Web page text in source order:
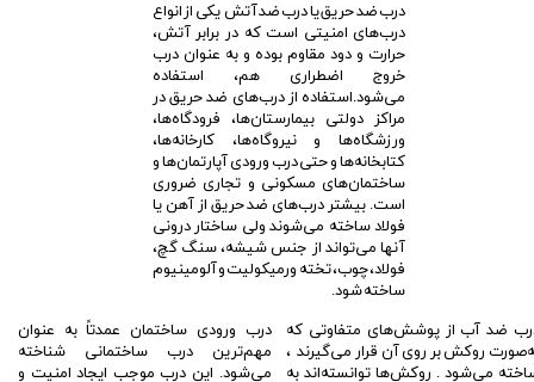
خروج از حساب کاربری
درب ضد حریق یا درب ضد آتش یکی از انواع
درب‌های امنیتی است که در برابر آتش،
حرارت و دود مقاوم بوده و به عنوان درب
خروج اضطراری هم، استفاده
می‌شود.استفاده از درب‌های ضد حریق در
مراکز دولتی بیمارستان‌ها، فرودگاه‌ها،
ورزشگاه‌ها و نیروگاه‌ها، کارخانه‌ها،
کتابخانه‌ها و حتی درب ورودی آپارتمان‌ها و
ساختمان‌های مسکونی و تجاری ضروری
است. بیشتر درب‌های ضد حریق از آهن یا
فولاد ساخته می‌شوند ولی ساختار درونی
آنها می‌تواند از جنس شیشه، سنگ گچ،
فولاد، چوب، تخته ورمیکولیت و آلومینیوم
ساخته شود.
ضد آب از پوشش‌های متفاوتی که
روکش بر روی آن قرار می‌گیرند ،
می‌شود . روکش‌ها توانسته‌اند به
درب ورودی ساختمان عمدتاً به عنوان
مهم‌ترین درب ساختمانی شناخته
می‌شود. این درب موجب ایجاد امنیت و